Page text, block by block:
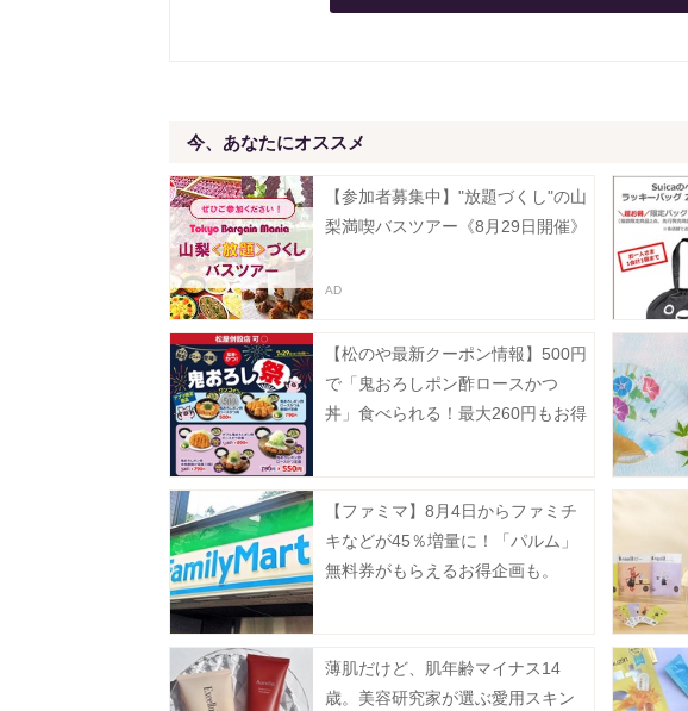
今、あなたにオススメ
【参加者募集中】"放題づくし"の山
梨満喫バスツアー《8月29日開催》
【松のや最新クーポン情報】500円
で「鬼おろしポン酢ロースかつ
丼」食べられる！最大260円もお得
【ファミマ】8月4日からファミチ
キなどが45％増量に！「パルム」
無料券がもらえるお得企画も。
薄肌だけど、肌年齢マイナス14
歳。美容研究家が選ぶ愛用スキン